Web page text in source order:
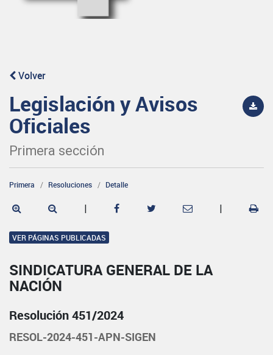
Volver
Legislación y Avisos
Oficiales
Primera sección
Primera Resoluciones Detalle
| |
VER PÁGINAS PUBLICADAS
SINDICATURA GENERAL DE LA
NACIÓN
Resolución 451/2024
RESOL-2024-451-APN-SIGEN